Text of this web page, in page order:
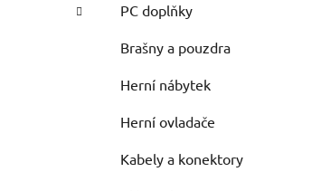
PC doplňky
Brašny a pouzdra
Herní nábytek
Herní ovladače
Kabely a konektory